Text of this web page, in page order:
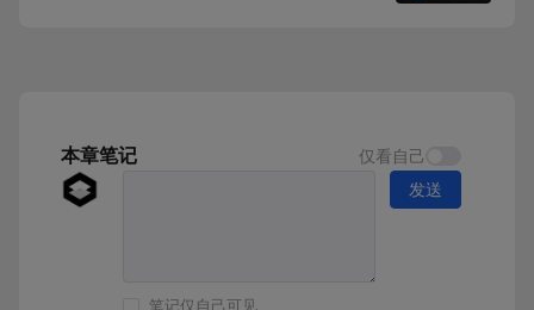
本章笔记 仅看自己
笔记仅自己可见
发送